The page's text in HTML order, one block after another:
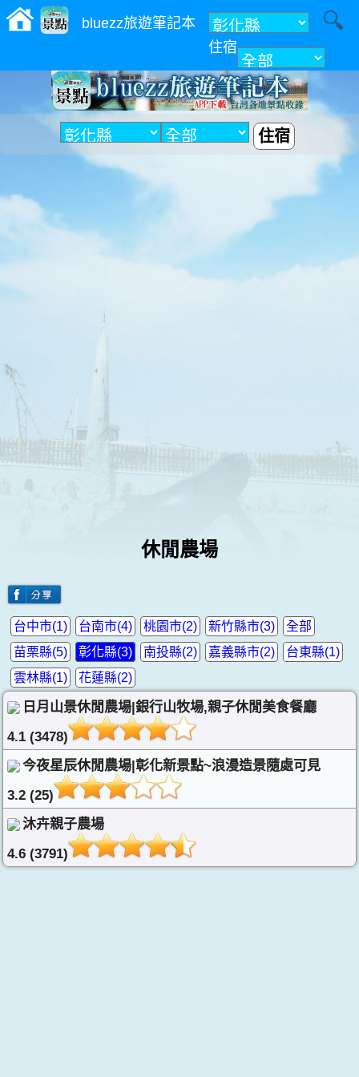
bluezz旅遊筆記本
住宿
附近
住宿
休閒農場
全部
台中市(1) 台南市(4) 桃園市(2)
新竹縣市(3)
苗栗縣(5)
彰化縣(3) 南投縣(2) 嘉義縣市(2)
台東縣(1)
雲林縣(1)
花蓮縣(2)
日月山景休閒農場|銀行山牧場,親子休閒美食餐廳
4.1 (3478)
今夜星辰休閒農場|彰化新景點~浪漫造景隨處可見
3.2 (25)
沐卉親子農場
4.6 (3791)